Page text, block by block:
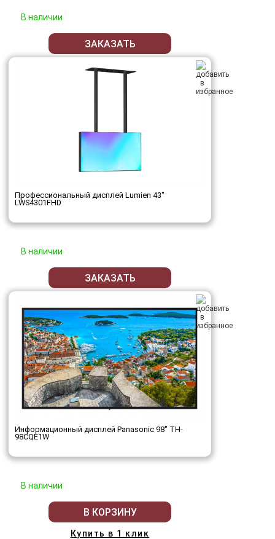
В наличии
ЗАКАЗАТЬ
Профессиональный дисплей Lumien 43"
LWS4301FHD
В наличии
ЗАКАЗАТЬ
Информационный дисплей Panasonic 98" TH-
98CQE1W
В наличии
В КОРЗИНУ
Купить в 1 клик